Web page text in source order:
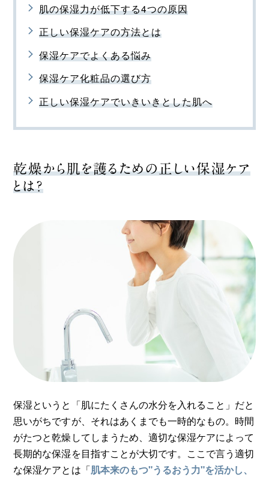
肌の保湿力が低下する4つの原因
正しい保湿ケアの方法とは
保湿ケアでよくある悩み
保湿ケア化粧品の選び方
正しい保湿ケアでいきいきとした肌へ
乾燥から肌を護るための正しい保湿ケア
とは？
保湿というと「肌にたくさんの水分を入れること」だと
思いがちですが、それはあくまでも一時的なもの。時間
がたつと乾燥してしまうため、適切な保湿ケアによって
長期的な保湿を目指すことが大切です。ここで言う適切
な保湿ケアとは「肌本来のもつ"うるおう力"を活かし、